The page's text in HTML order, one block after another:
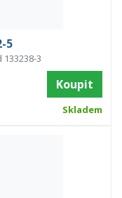
5
133238-3
Koupit
Skladem